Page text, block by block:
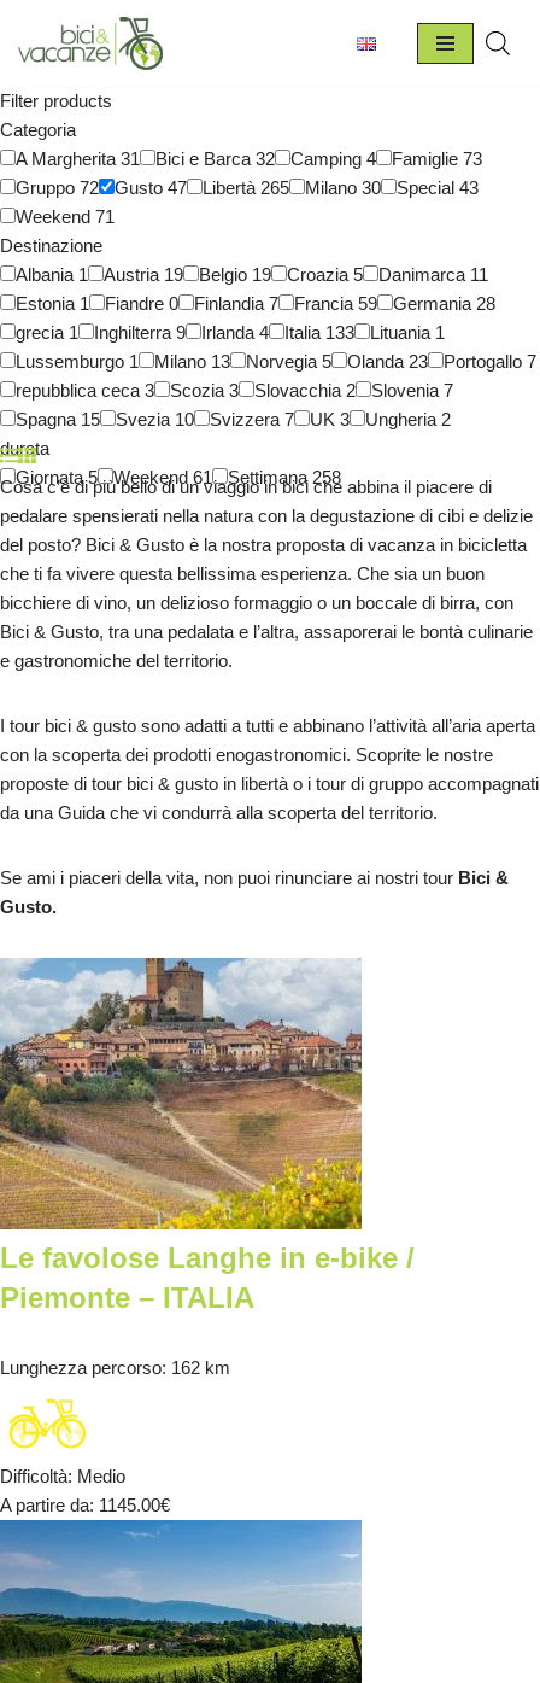
Vai
al
contenuto
Filter products
Categoria
A Margherita 31 Bici e Barca 32 Camping 4 Famiglie 73
Gruppo 72 Gusto 47 Libertà 265 Milano 30 Special 43
Weekend 71
Destinazione
Albania 1 Austria 19 Belgio 19 Croazia 5 Danimarca 11
Estonia 1 Fiandre 0 Finlandia 7 Francia 59 Germania 28
grecia 1 Inghilterra 9 Irlanda 4 Italia 133 Lituania 1
Lussemburgo 1 Milano 13 Norvegia 5 Olanda 23 Portogallo 7
repubblica ceca 3 Scozia 3 Slovacchia 2 Slovenia 7
Spagna 15 Svezia 10 Svizzera 7 UK 3 Ungheria 2
durata
Giornata5 Weekend 61 Settimana 258
Cosa c’è di più bello di un viaggio in bici che abbina il piacere di
pedalare spensierati nella natura con la degustazione di cibi e delizie
del posto? Bici & Gusto è la nostra proposta di vacanza in bicicletta
che ti fa vivere questa bellissima esperienza. Che sia un buon
bicchiere di vino, un delizioso formaggio o un boccale di birra, con
Bici & Gusto, tra una pedalata e l’altra, assaporerai le bontà culinarie
e gastronomiche del territorio.
I tour bici & gusto sono adatti a tutti e abbinano l’attività all’aria aperta
con la scoperta dei prodotti enogastronomici. Scoprite le nostre
proposte di tour bici & gusto in libertà o i tour di gruppo accompagnati
da una Guida che vi condurrà alla scoperta del territorio.
Se ami i piaceri della vita, non puoi rinunciare ai nostri tour Bici &
Gusto.
Le favolose Langhe in e-bike /
Piemonte – ITALIA
Lunghezza percorso: 162 km
Difficoltà: Medio
A partire da: 1145.00€